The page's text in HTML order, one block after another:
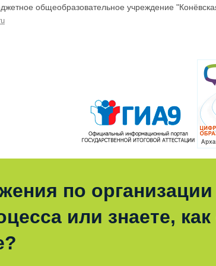
общеобразовательное учреждение
по организации
или знаете,